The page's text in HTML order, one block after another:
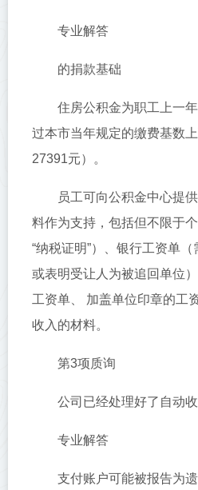
专业解答
的捐款基础
住房公积金为职工上一
过本市当年规定的缴费基数
27391元）。
员工可向公积金中心提
料作为支持，包括但不限于
“纳税证明”）、银行工资单（
或表明受让人为被追回单位
工资单、 加盖单位印章的工
收入的材料。
第3项质询
公司已经处理好了自动
专业解答
支付账户可能被报告为